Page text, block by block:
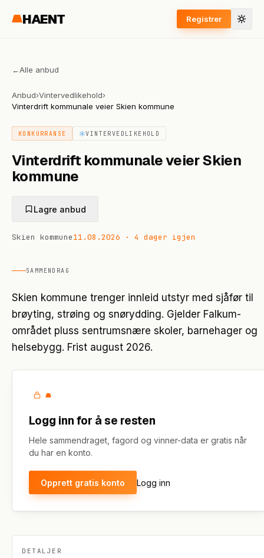
HAENT Registrer
←Alle anbud
Anbud›Vintervedlikehold›
Vinterdrift kommunale veier Skien kommune
KONKURRANSE VINTERVEDLIKEHOLD
Vinterdrift kommunale veier Skien
kommune
Lagre anbud
Skien kommune11.08.2026 · 4 dager igjen
SAMMENDRAG
Skien kommune trenger innleid utstyr med sjåfør til
brøyting, strøing og snørydding. Gjelder Falkum-
området pluss sentrumsnære skoler, barnehager og
helsebygg. Frist august 2026.
Logg inn for å se resten
Hele sammendraget, fagord og vinner-data er gratis når
du har en konto.
Opprett gratis konto Logg inn
DETALJER